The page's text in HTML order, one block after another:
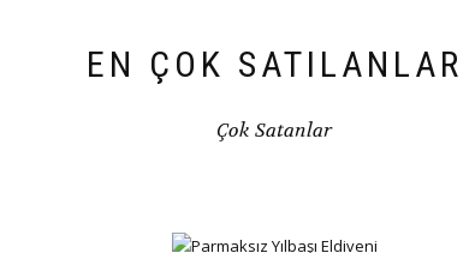
EN ÇOK SATILANLAR
Çok Satanlar